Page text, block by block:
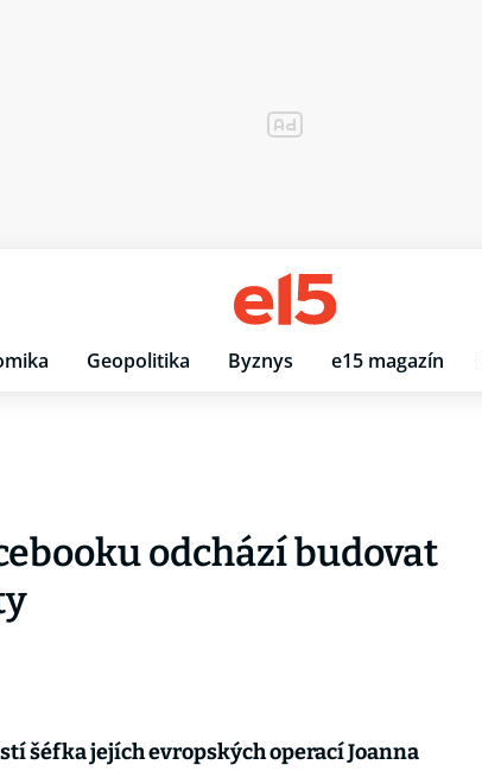
Geopolitika Byznys e15 magazín
odchází budovat
šéfka jejích evropských operací Joanna